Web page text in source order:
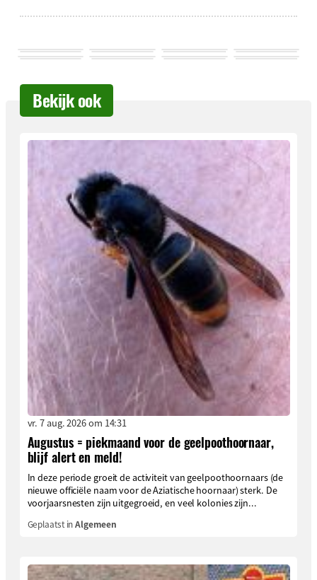
Bekijk ook
vr. 7 aug. 2026 om 14:31
Augustus = piekmaand voor de geelpoothoornaar,
blijf alert en meld!
In deze periode groeit de activiteit van geelpoothoornaars (de
nieuwe officiële naam voor de Aziatische hoornaar) sterk. De
voorjaarsnesten zijn uitgegroeid, en veel kolonies zijn...
Geplaatst inAlgemeen